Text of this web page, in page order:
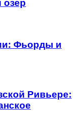
озер
Фьорды и
Ривьере: